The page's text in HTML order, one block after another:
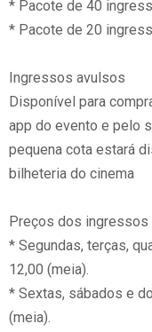
* Pacote de 40
* Pacote de 20
Ingressos avulsos
Disponível para
app do evento e pelo
pequena cota estará
bilheteria do cinema
Preços dos ingressos
* Segundas, terças,
12,00 (meia).
* Sextas, sábados e
(meia).